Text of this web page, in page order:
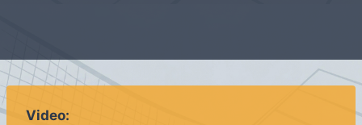
Video: